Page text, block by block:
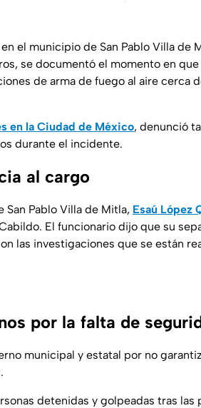
el municipio de San Pablo Villa de
se documentó el momento en
de arma de fuego al aire cerca
en la Ciudad de México, denunció
durante el incidente.
al cargo
Pablo Villa de Mitla, Esaú López
El funcionario dijo que su
las investigaciones que se están
por la falta de
municipal y estatal por no
detenidas y golpeadas tras las